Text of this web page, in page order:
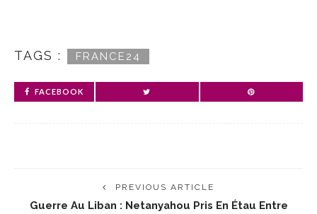
TAGS : FRANCE24
FACEBOOK
PREVIOUS ARTICLE
Guerre Au Liban : Netanyahou Pris En Étau Entre